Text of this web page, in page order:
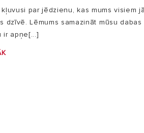
par jēdzienu, kas mums visiem
dzīvē. Lēmums samazināt mūsu dabas
ir apņe[...]